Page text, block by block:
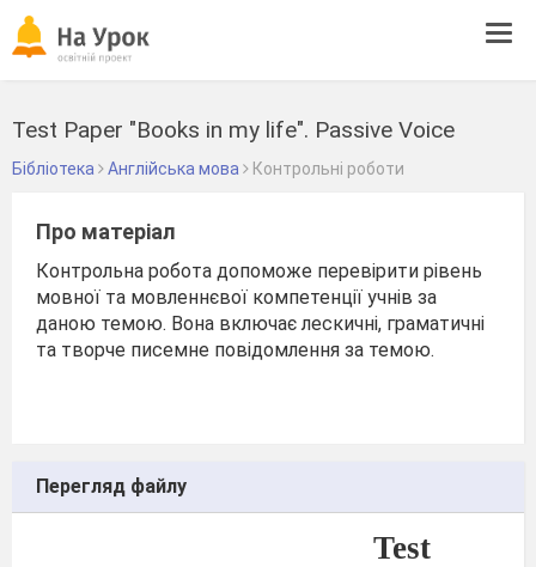
Test Paper "Books in my life". Passive Voice
Бібліотека Англійська мова Контрольні роботи
Про матеріал
Контрольна робота допоможе перевірити рівень
мовної та мовленнєвої компетенції учнів за
даною темою. Вона включає лескичні, граматичні
та творче писемне повідомлення за темою.
Перегляд файлу
Test